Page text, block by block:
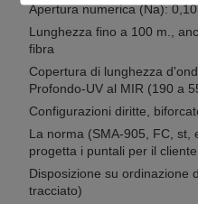
Apertura numerica (Na):
Lunghezza fino a 100 m.,
fibra
Copertura di lunghezza
Profondo-UV al MIR (190 a
Configurazioni diritte,
La norma (SMA-905, FC, st,
progetta i puntali per il cliente
Disposizione su ordinazione
tracciato)